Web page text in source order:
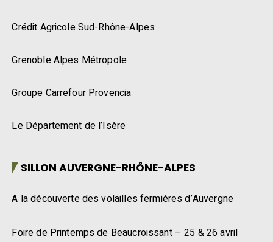
Crédit Agricole Sud-Rhône-Alpes
Grenoble Alpes Métropole
Groupe Carrefour Provencia
Le Département de l’Isère
SILLON AUVERGNE-RHÔNE-ALPES
A la découverte des volailles fermières d’Auvergne
Foire de Printemps de Beaucroissant – 25 & 26 avril